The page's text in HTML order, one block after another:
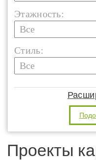
Этажность:
Стиль:
Проекты